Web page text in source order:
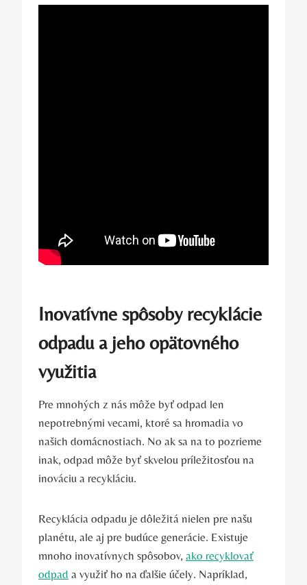
Inovatívne spôsoby recyklácie
odpadu a jeho opätovného
využitia
Pre mnohých z nás môže byť odpad len
nepotrebnými vecami, ktoré sa hromadia vo
našich domácnostiach. No ak sa na to pozrieme
inak, odpad môže byť skvelou príležitosťou na
inováciu a recykláciu.
Recyklácia odpadu je dôležitá nielen pre našu
planétu, ale aj pre budúce generácie. Existuje
mnoho inovatívnych spôsobov, ako recyklovať
odpad a využiť ho na ďalšie účely. Napríklad,